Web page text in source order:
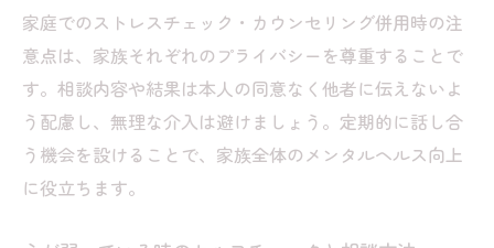
家庭でのストレスチェック・カウンセリング併用時の注
意点は、家族それぞれのプライバシーを尊重することで
す。相談内容や結果は本人の同意なく他者に伝えないよ
う配慮し、無理な介入は避けましょう。定期的に話し合
う機会を設けることで、家族全体のメンタルヘルス向上
に役立ちます。